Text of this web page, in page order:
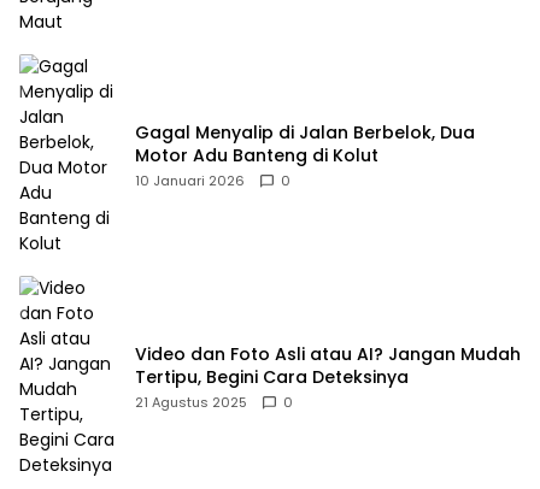
Gagal Menyalip di Jalan Berbelok, Dua
Motor Adu Banteng di Kolut
10 Januari 2026 0
Video dan Foto Asli atau AI? Jangan Mudah
Tertipu, Begini Cara Deteksinya
21 Agustus 2025 0